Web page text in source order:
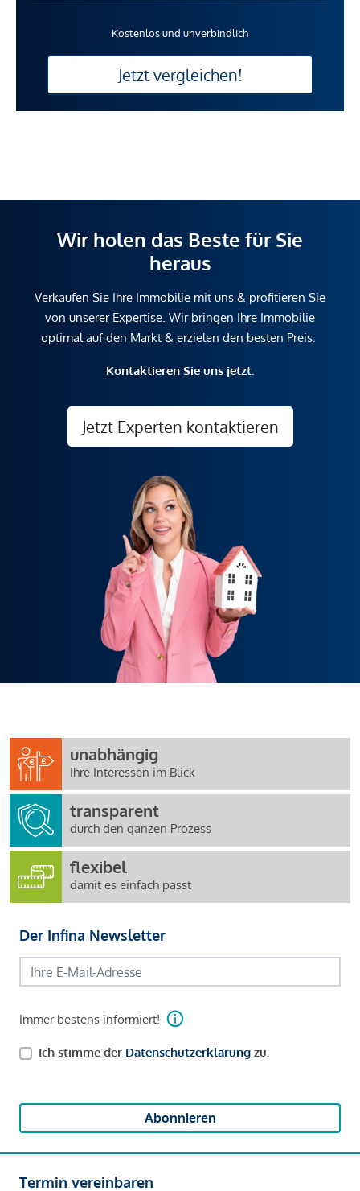
Kostenlos und unverbindlich
Jetzt vergleichen!
Wir holen das Beste für Sie
heraus
Verkaufen Sie Ihre Immobilie mit uns & profitieren Sie
von unserer Expertise. Wir bringen Ihre Immobilie
optimal auf den Markt & erzielen den besten Preis.
Kontaktieren Sie uns jetzt.
Jetzt Experten kontaktieren
unabhängig
Ihre Interessen im Blick
transparent
durch den ganzen Prozess
flexibel
damit es einfach passt
Der Infina Newsletter
Immer bestens informiert!
Ich stimme der Datenschutzerklärung zu.
Abonnieren
Termin vereinbaren